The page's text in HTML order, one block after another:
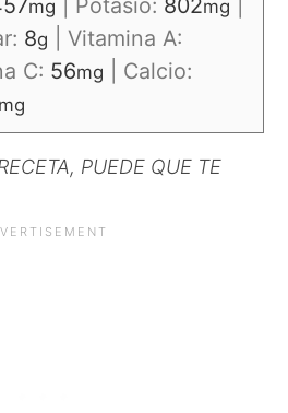
mg Potasio: 802mg
8g
Vitamina A:
C: 56mg
Calcio:
mg
PUEDE QUE TE